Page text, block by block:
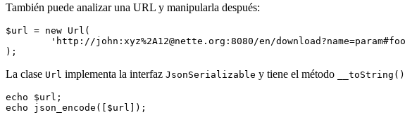
También puede analizar una URL y manipularla después:
$url = new Url(
La clase Url implementa la interfaz JsonSerializable y tiene el método __toString()
echo $url;